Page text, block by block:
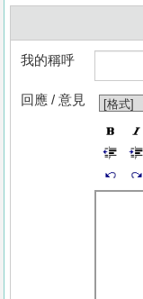
我的稱呼
回應 / 意見